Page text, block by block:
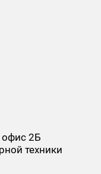
офис 2Б
техники